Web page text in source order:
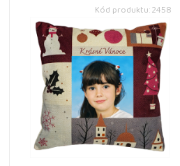
Kód produktu: 2458